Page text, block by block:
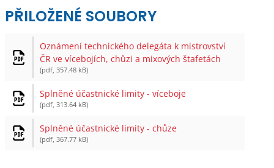
PŘILOŽENÉ SOUBORY
Oznámení technického delegáta k mistrovství
ČR ve vícebojích, chůzi a mixových štafetách
(pdf, 357.48 kB)
Splněné účastnické limity - víceboje
(pdf, 313.64 kB)
Splněné účastnické limity - chůze
(pdf, 367.77 kB)